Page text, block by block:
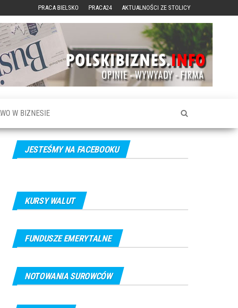
PRACA BIELSKO PRACA24 AKTUALNOŚCI ZE STOLICY
W BIZNESIE
JESTEŚMY NA FACEBOOKU
KURSY WALUT
FUNDUSZE EMERYTALNE
NOTOWANIA SUROWCÓW